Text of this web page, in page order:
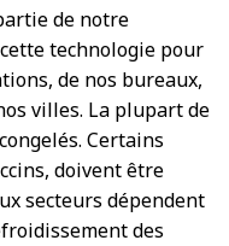
de notre
technologie pour
de nos bureaux,
villes. La plupart de
Certains
doivent être
secteurs dépendent
des